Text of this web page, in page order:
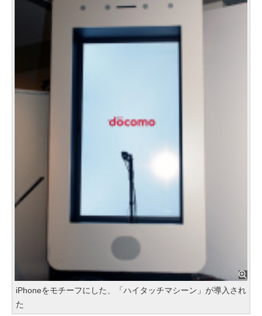
iPhoneをモチーフにした、「ハイタッチマシーン」が導入され
た